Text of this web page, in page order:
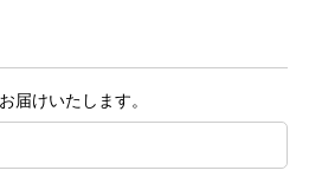
届けいたします。